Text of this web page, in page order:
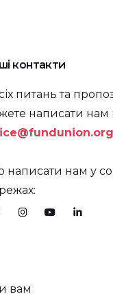
вам
контакти
питань та
написати нам
написати нам у